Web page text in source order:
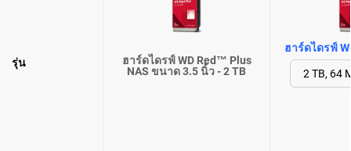
รุ่น
ฮาร์ดไดรฟ์ WD Red™ Plus
NAS ขนาด 3.5 นิ้ว - 2 TB
ฮาร์ดไดรฟ์